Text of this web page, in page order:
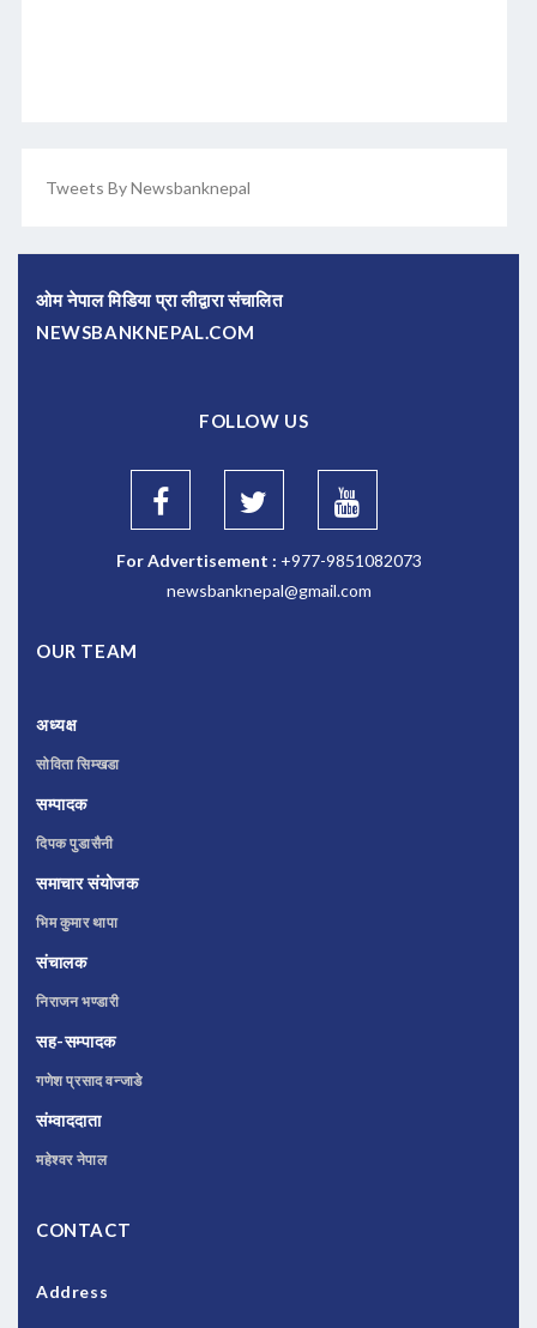
Tweets By Newsbanknepal
ओम नेपाल मिडिया प्रा लीद्वारा संचालित
NEWSBANKNEPAL.COM
FOLLOW US
For Advertisement : +977-9851082073
newsbanknepal@gmail.com
OUR TEAM
अध्यक्ष
सोविता सिम्खडा
सम्पादक
दिपक पुडासैनी
समाचार संयोजक
भिम कुमार थापा
संचालक
निराजन भण्डारी
सह-सम्पादक
गणेश प्रसाद वन्जाडे
संम्वाददाता
महेश्वर नेपाल
CONTACT
Address